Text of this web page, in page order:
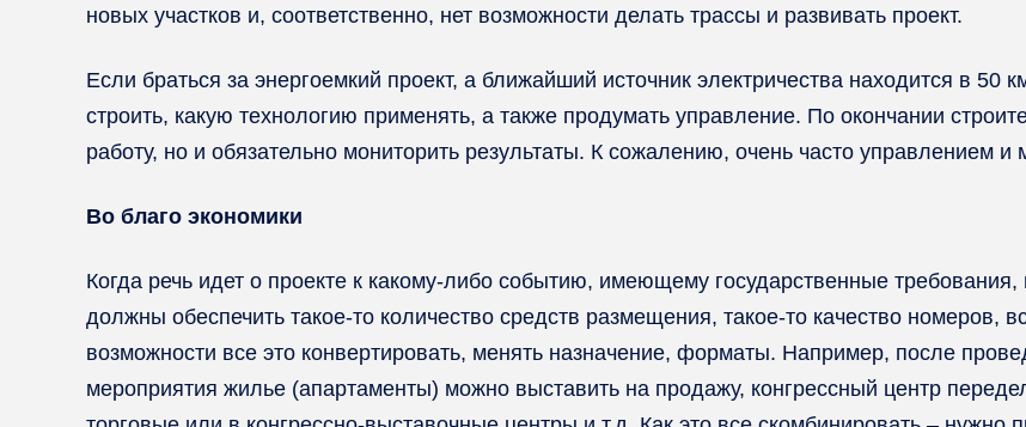
новых участков и, соответственно, нет возможности делать трассы и развивать проект.
Если браться за энергоемкий проект, а ближайший источник электричества находится в 50
строить, какую технологию применять, а также продумать управление. По окончании
работу, но и обязательно мониторить результаты. К сожалению, очень часто управлением и
Во благо экономики
Когда речь идет о проекте к какому-либо событию, имеющему государственные
должны обеспечить такое-то количество средств размещения, такое-то качество номеров,
возможности все это конвертировать, менять назначение, форматы. Например, после
мероприятия жилье (апартаменты) можно выставить на продажу, конгрессный центр